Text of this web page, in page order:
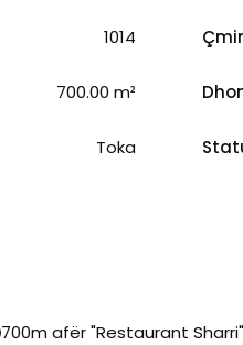
1014
700.00 m²
Toka
700m afër "Restaurant Sharri"